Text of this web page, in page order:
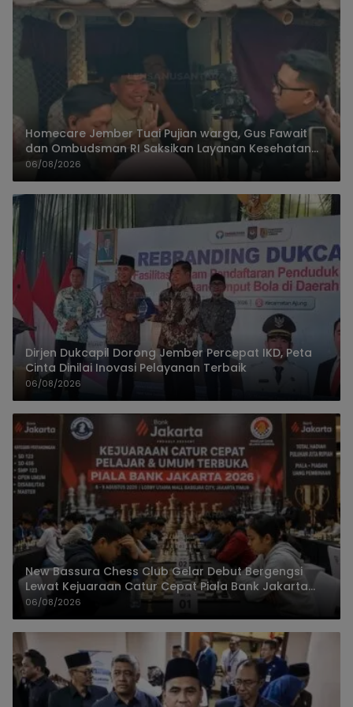
Homecare Jember Tuai Pujian warga, Gus Fawait
dan Ombudsman RI Saksikan Layanan Kesehatan
Rumah Pasien
06/08/2026
Dirjen Dukcapil Dorong Jember Percepat IKD, Peta
Cinta Dinilai Inovasi Pelayanan Terbaik
06/08/2026
New Bassura Chess Club Gelar Debut Bergengsi
Lewat Kejuaraan Catur Cepat Piala Bank Jakarta
2026
06/08/2026